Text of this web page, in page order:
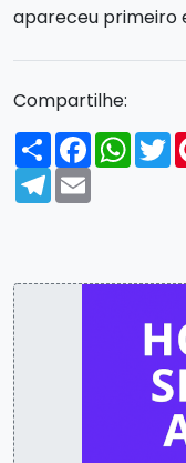
apareceu primeiro
Compartilhe:
Compartilhar
Facebook
Telegram
Email